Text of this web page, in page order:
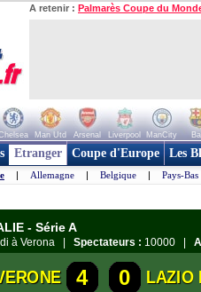
A retenir : Palmarès Coupe du
Man Utd Arsenal Liverpool ManCity
Etranger Coupe d'Europe Les
| Allemagne | Belgique | Pays-Bas
- Série A
à Verona | Spectateurs : 10000 |
4 0 LAZIO